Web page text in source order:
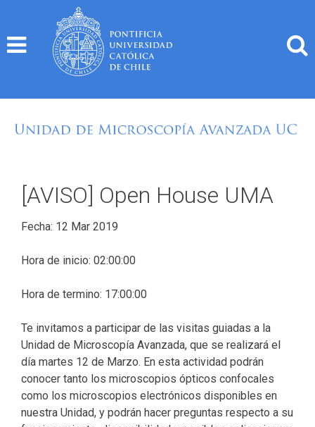
content
[AVISO] Open House UMA
Fecha: 12 Mar 2019
Hora de inicio: 02:00:00
Hora de termino: 17:00:00
Te invitamos a participar de las visitas guiadas a la
Unidad de Microscopía Avanzada, que se realizará el
día martes 12 de Marzo. En esta actividad podrán
conocer tanto los microscopios ópticos confocales
como los microscopios electrónicos disponibles en
nuestra Unidad, y podrán hacer preguntas respecto a su